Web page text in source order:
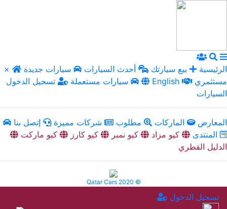
× الرئيسية بيع سيارتك أحدث السيارات
سيارات جديدة
سيارات مستعملة
تسجيل الدخول English
السيارات
المعارض الماركات مطلوب شركات مميزة
إتصل بنا
المنتدى
كيو مزاد كيو نمبر كيو كارز
كيو ماركت
الدليل القطري
Qatar Cars 2020 ©
تسجيل الدخول